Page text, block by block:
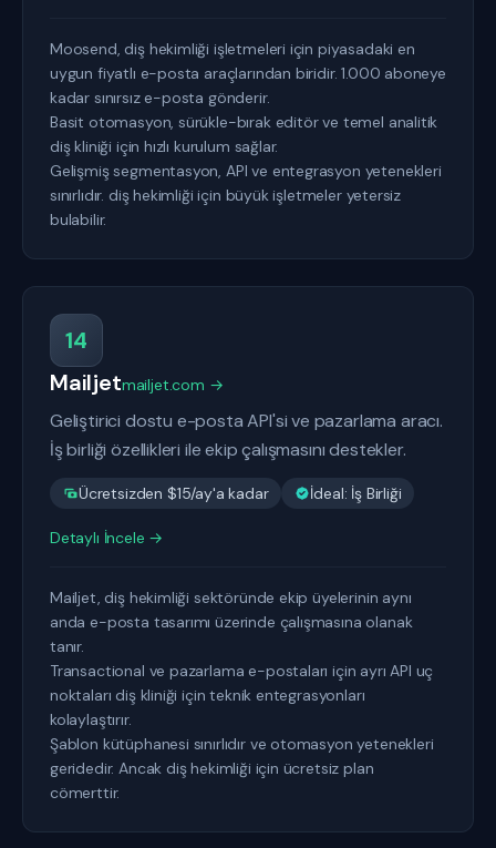
Moosend, diş hekimliği işletmeleri için piyasadaki en
uygun fiyatlı e-posta araçlarından biridir. 1.000 aboneye
kadar sınırsız e-posta gönderir.
Basit otomasyon, sürükle-bırak editör ve temel analitik
diş kliniği için hızlı kurulum sağlar.
Gelişmiş segmentasyon, API ve entegrasyon yetenekleri
sınırlıdır. diş hekimliği için büyük işletmeler yetersiz
bulabilir.
14
Mailjetmailjet.com →
Geliştirici dostu e-posta API'si ve pazarlama aracı.
İş birliği özellikleri ile ekip çalışmasını destekler.
Ücretsizden $15/ay'a kadar İdeal: İş Birliği
Detaylı İncele →
Mailjet, diş hekimliği sektöründe ekip üyelerinin aynı
anda e-posta tasarımı üzerinde çalışmasına olanak
tanır.
Transactional ve pazarlama e-postaları için ayrı API uç
noktaları diş kliniği için teknik entegrasyonları
kolaylaştırır.
Şablon kütüphanesi sınırlıdır ve otomasyon yetenekleri
geridedir. Ancak diş hekimliği için ücretsiz plan
cömerttir.